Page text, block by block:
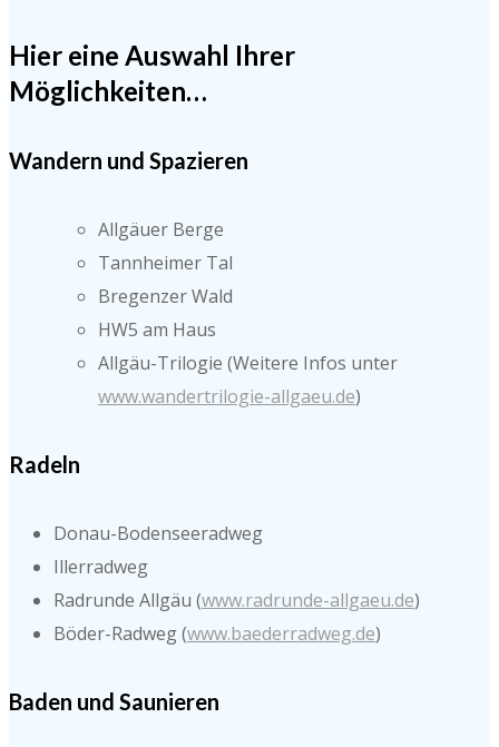
Hier eine Auswahl Ihrer
Möglichkeiten…
Wandern und Spazieren
Allgäuer Berge
Tannheimer Tal
Bregenzer Wald
HW5 am Haus
Allgäu-Trilogie (Weitere Infos unter
www.wandertrilogie-allgaeu.de)
Radeln
Donau-Bodenseeradweg
Illerradweg
Radrunde Allgäu (www.radrunde-allgaeu.de)
Böder-Radweg (www.baederradweg.de)
Baden und Saunieren